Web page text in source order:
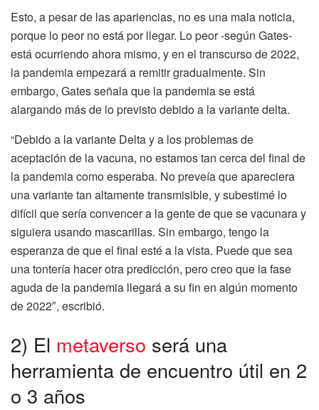
Esto, a pesar de las apariencias, no es una mala noticia,
porque lo peor no está por llegar. Lo peor -según Gates-
está ocurriendo ahora mismo, y en el transcurso de 2022,
la pandemia empezará a remitir gradualmente. Sin
embargo, Gates señala que la pandemia se está
alargando más de lo previsto debido a la variante delta.
“Debido a la variante Delta y a los problemas de
aceptación de la vacuna, no estamos tan cerca del final de
la pandemia como esperaba. No preveía que apareciera
una variante tan altamente transmisible, y subestimé lo
difícil que sería convencer a la gente de que se vacunara y
siguiera usando mascarillas. Sin embargo, tengo la
esperanza de que el final esté a la vista. Puede que sea
una tontería hacer otra predicción, pero creo que la fase
aguda de la pandemia llegará a su fin en algún momento
de 2022″, escribió.
2) El metaverso será una
herramienta de encuentro útil en 2
o 3 años